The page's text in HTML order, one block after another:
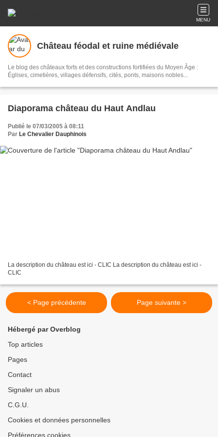
MENU
Château féodal et ruine médiévale
Le blog des châteaux forts et des constructions fortifiées du Moyen Âge :
Églises, cimetières, villages défensifs, cités, ponts, maisons nobles...
Diaporama château du Haut Andlau
Publié le 07/03/2005 à 08:11
Par Le Chevalier Dauphinois
La description du château est ici - CLIC La description du château est ici -
CLIC
< Page précédente Page suivante >
Hébergé par Overblog
Top articles
Pages
Contact
Signaler un abus
C.G.U.
Cookies et données personnelles
Préférences cookies